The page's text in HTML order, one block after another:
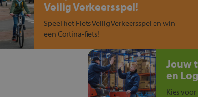
Veilig Verkeersspel!
Speel het Fiets Veilig Verkeersspel en win
een Cortina-fiets!
Jouw
en
Kies